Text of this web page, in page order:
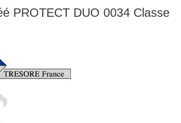
PROTECT DUO 0034 Classe